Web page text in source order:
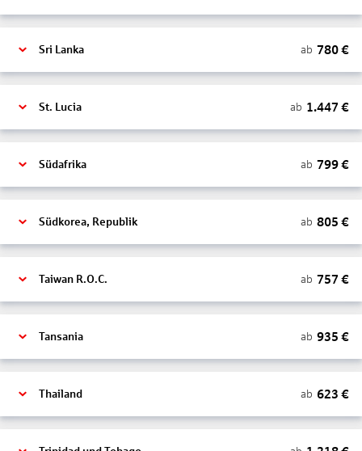
Sri Lanka ab 780€
St. Lucia ab 1.447 €
Südafrika ab 799€
Südkorea, Republik ab 805 €
Taiwan R.O.C. ab 757 €
Tansania ab 935 €
Thailand ab 623 €